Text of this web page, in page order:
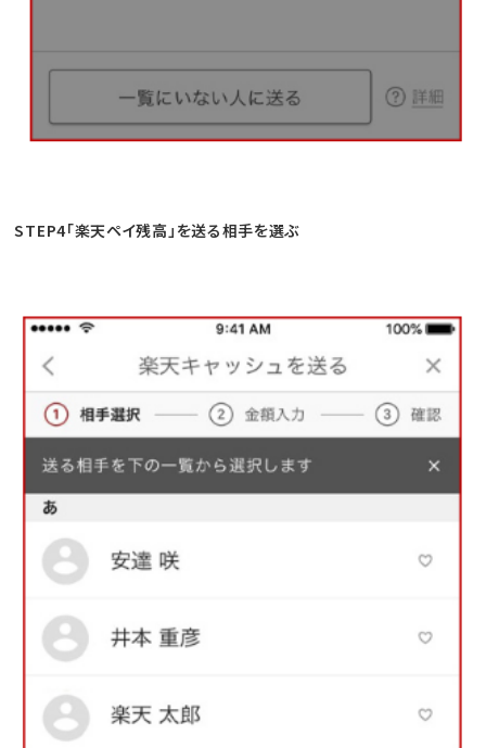
STEP4「楽天ペイ残高」を送る相手を選ぶ